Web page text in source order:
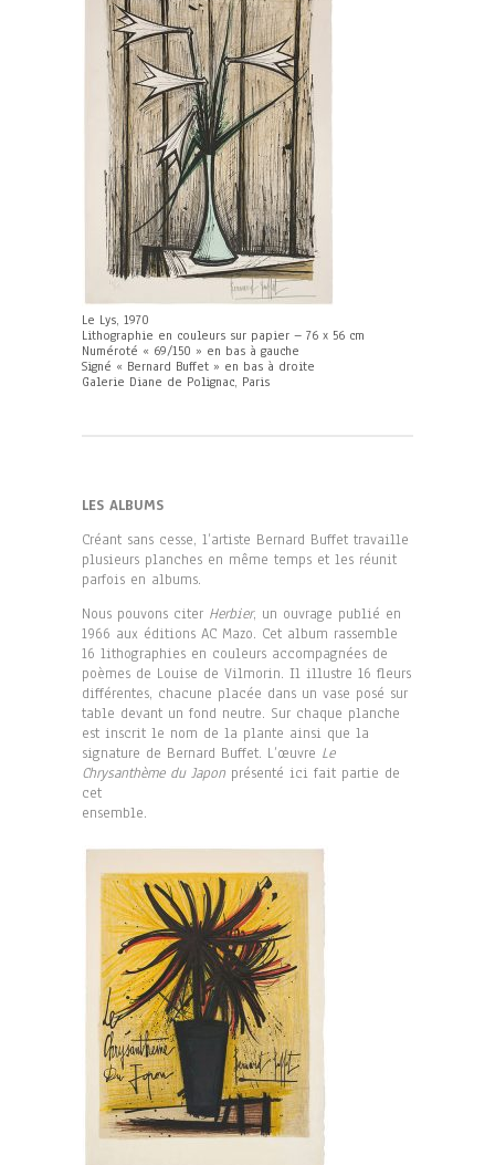
Le Lys, 1970
Lithographie en couleurs sur papier – 76 x 56 cm
Numéroté « 69/150 » en bas à gauche
Signé « Bernard Buffet » en bas à droite
Galerie Diane de Polignac, Paris
LES ALBUMS
Créant sans cesse, l’artiste Bernard Buffet travaille
plusieurs planches en même temps et les réunit
parfois en albums.
Nous pouvons citer Herbier, un ouvrage publié en
1966 aux éditions AC Mazo. Cet album rassemble
16 lithographies en couleurs accompagnées de
poèmes de Louise de Vilmorin. Il illustre 16 fleurs
différentes, chacune placée dans un vase posé sur
table devant un fond neutre. Sur chaque planche
est inscrit le nom de la plante ainsi que la
signature de Bernard Buffet. L’œuvre Le
Chrysanthème du Japon présenté ici fait partie de
cet
ensemble.